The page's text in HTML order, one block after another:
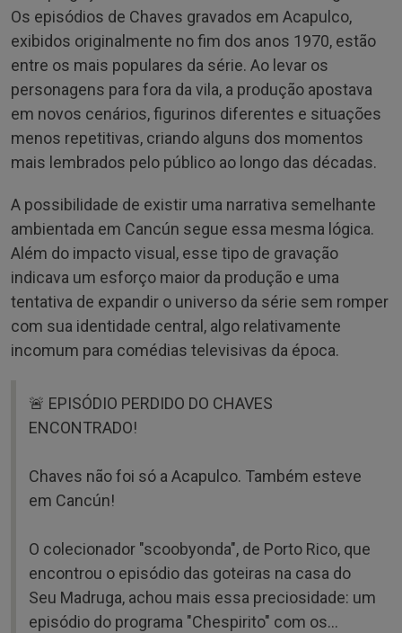
Os episódios de Chaves gravados em Acapulco,
exibidos originalmente no fim dos anos 1970, estão
entre os mais populares da série. Ao levar os
personagens para fora da vila, a produção apostava
em novos cenários, figurinos diferentes e situações
menos repetitivas, criando alguns dos momentos
mais lembrados pelo público ao longo das décadas.
A possibilidade de existir uma narrativa semelhante
ambientada em Cancún segue essa mesma lógica.
Além do impacto visual, esse tipo de gravação
indicava um esforço maior da produção e uma
tentativa de expandir o universo da série sem romper
com sua identidade central, algo relativamente
incomum para comédias televisivas da época.
🚨 EPISÓDIO PERDIDO DO CHAVES
ENCONTRADO!
Chaves não foi só a Acapulco. Também esteve
em Cancún!
O colecionador "scoobyonda", de Porto Rico, que
encontrou o episódio das goteiras na casa do
Seu Madruga, achou mais essa preciosidade: um
episódio do programa "Chespirito" com os…